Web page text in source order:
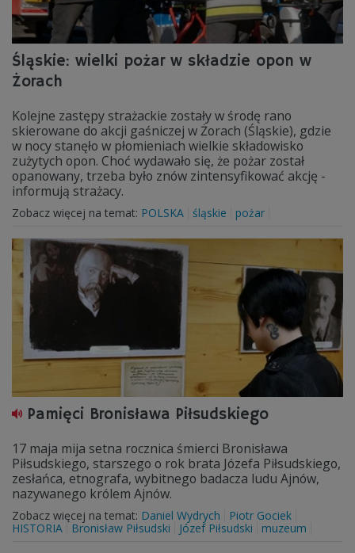
Śląskie: wielki pożar w składzie opon w
Żorach
Kolejne zastępy strażackie zostały w środę rano
skierowane do akcji gaśniczej w Żorach (Śląskie), gdzie
w nocy stanęło w płomieniach wielkie składowisko
zużytych opon. Choć wydawało się, że pożar został
opanowany, trzeba było znów zintensyfikować akcję -
informują strażacy.
Zobacz więcej na temat: POLSKA śląskie pożar
Pamięci Bronisława Piłsudskiego
17 maja mija setna rocznica śmierci Bronisława
Piłsudskiego, starszego o rok brata Józefa Piłsudskiego,
zesłańca, etnografa, wybitnego badacza ludu Ajnów,
nazywanego królem Ajnów.
Zobacz więcej na temat: Daniel Wydrych
Piotr Gociek
HISTORIA
Bronisław Piłsudski Józef Piłsudski muzeum